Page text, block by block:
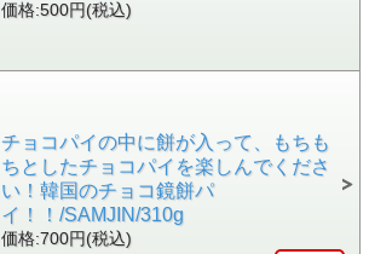
価格:500円(税込)
チョコパイの中に餅が入って、もちも
ちとしたチョコパイを楽しんでくださ
い！韓国のチョコ鏡餅パ
イ！！/SAMJIN/310g
価格:700円(税込)